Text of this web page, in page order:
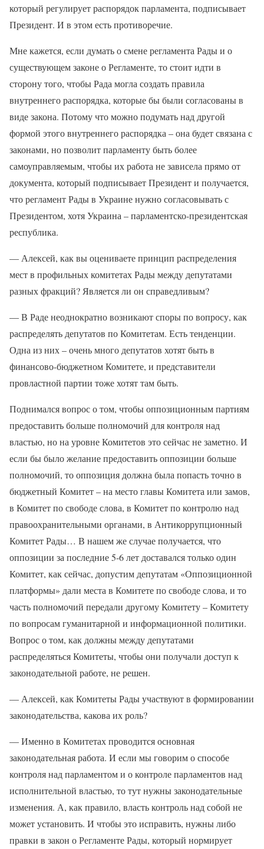
который регулирует распорядок парламента, подписывает
Президент. И в этом есть противоречие.
Мне кажется, если думать о смене регламента Рады и о
существующем законе о Регламенте, то стоит идти в
сторону того, чтобы Рада могла создать правила
внутреннего распорядка, которые бы были согласованы в
виде закона. Потому что можно подумать над другой
формой этого внутреннего распорядка – она будет связана с
законами, но позволит парламенту быть более
самоуправляемым, чтобы их работа не зависела прямо от
документа, который подписывает Президент и получается,
что регламент Рады в Украине нужно согласовывать с
Президентом, хотя Украина – парламентско-президентская
республика.
— Алексей, как вы оцениваете принцип распределения
мест в профильных комитетах Рады между депутатами
разных фракций? Является ли он справедливым?
— В Раде неоднократно возникают споры по вопросу, как
распределять депутатов по Комитетам. Есть тенденции.
Одна из них – очень много депутатов хотят быть в
финансово-бюджетном Комитете, и представители
провластной партии тоже хотят там быть.
Поднимался вопрос о том, чтобы оппозиционным партиям
предоставить больше полномочий для контроля над
властью, но на уровне Комитетов это сейчас не заметно. И
если бы было желание предоставить оппозиции больше
полномочий, то оппозиция должна была попасть точно в
бюджетный Комитет – на место главы Комитета или замов,
в Комитет по свободе слова, в Комитет по контролю над
правоохранительными органами, в Антикоррупционный
Комитет Рады… В нашем же случае получается, что
оппозиции за последние 5-6 лет доставался только один
Комитет, как сейчас, допустим депутатам «Оппозиционной
платформы» дали места в Комитете по свободе слова, и то
часть полномочий передали другому Комитету – Комитету
по вопросам гуманитарной и информационной политики.
Вопрос о том, как должны между депутатами
распределяться Комитеты, чтобы они получали доступ к
законодательной работе, не решен.
— Алексей, как Комитеты Рады участвуют в формировании
законодательства, какова их роль?
— Именно в Комитетах проводится основная
законодательная работа. И если мы говорим о способе
контроля над парламентом и о контроле парламентов над
исполнительной властью, то тут нужны законодательные
изменения. А, как правило, власть контроль над собой не
может установить. И чтобы это исправить, нужны либо
правки в закон о Регламенте Рады, который нормирует